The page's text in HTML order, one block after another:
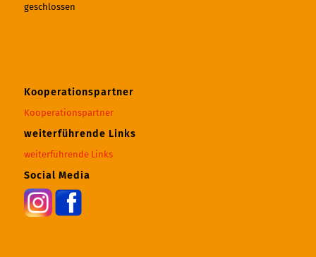
geschlossen
Kooperationspartner
Kooperationspartner
weiterführende Links
weiterführende Links
Social Media